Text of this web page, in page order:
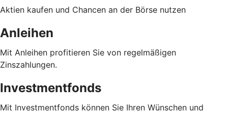
Aktien kaufen und Chancen an der Börse nutzen
Anleihen
Mit Anleihen profitieren Sie von regelmäßigen
Zinszahlungen.
Investmentfonds
Mit Investmentfonds können Sie Ihren Wünschen und